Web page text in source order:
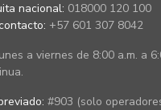
nacional: 018000 120 100
+57 601 307 8042
a viernes de 8:00 a.m. a
#903 (solo